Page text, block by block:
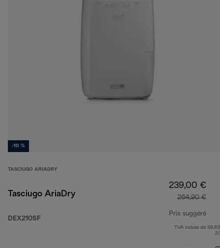
-10 %
TASCIUGO ARIADRY
Tasciugo AriaDry
DEX210SF
239,00 €
264,90 €
Prix suggéré
TVA incluse de